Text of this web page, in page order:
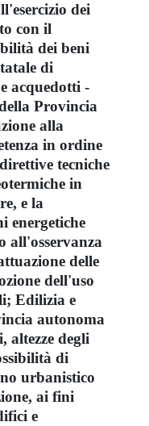
dei
con il
dei beni
di
acquedotti -
Provincia
alla
in ordine
tecniche
in
e la
energetiche
all'osservanza
delle
dell'uso
Edilizia e
autonoma
altezze degli
di
urbanistico
ai fini
e